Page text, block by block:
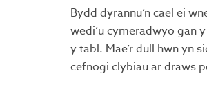
Bydd dyrannu’n cael ei
wedi’u cymeradwyo gan
y tabl. Mae’r dull hwn yn
cefnogi clybiau ar draws